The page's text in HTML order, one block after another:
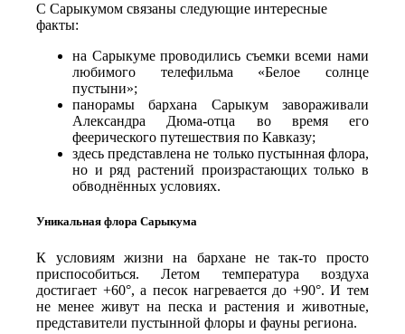
С Сарыкумом связаны следующие интересные
факты:
на Сарыкуме проводились съемки всеми нами
любимого телефильма «Белое солнце
пустыни»;
панорамы бархана Сарыкум завораживали
Александра Дюма-отца во время его
феерического путешествия по Кавказу;
здесь представлена не только пустынная флора,
но и ряд растений произрастающих только в
обводнённых условиях.
Уникальная флора Сарыкума
К условиям жизни на бархане не так-то просто
приспособиться. Летом температура воздуха
достигает +60°, а песок нагревается до +90°. И тем
не менее живут на песка и растения и животные,
представители пустынной флоры и фауны региона.